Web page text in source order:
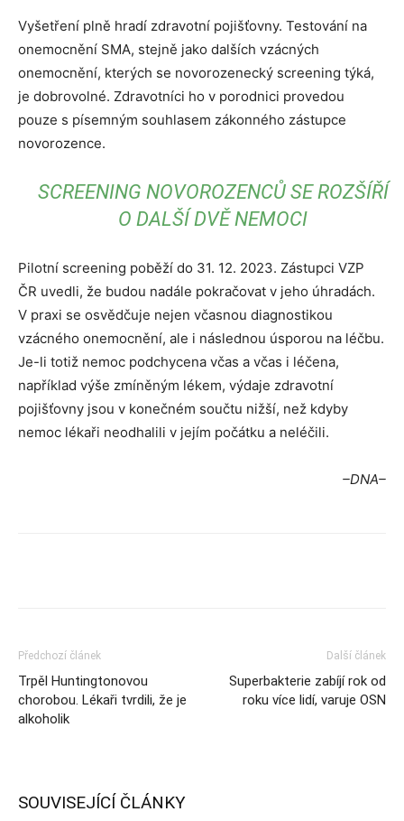
Vyšetření plně hradí zdravotní pojišťovny. Testování na
onemocnění SMA, stejně jako dalších vzácných
onemocnění, kterých se novorozenecký screening týká,
je dobrovolné. Zdravotníci ho v porodnici provedou
pouze s písemným souhlasem zákonného zástupce
novorozence.
SCREENING NOVOROZENCŮ SE ROZŠÍŘÍ
O DALŠÍ DVĚ NEMOCI
Pilotní screening poběží do 31. 12. 2023. Zástupci VZP
ČR uvedli, že budou nadále pokračovat v jeho úhradách.
V praxi se osvědčuje nejen včasnou diagnostikou
vzácného onemocnění, ale i následnou úsporou na léčbu.
Je-li totiž nemoc podchycena včas a včas i léčena,
například výše zmíněným lékem, výdaje zdravotní
pojišťovny jsou v konečném součtu nižší, než kdyby
nemoc lékaři neodhalili v jejím počátku a neléčili.
–DNA–
Předchozí článek
Trpěl Huntingtonovou
chorobou. Lékaři tvrdili, že je
alkoholik
Další článek
Superbakterie zabíjí rok od
roku více lidí, varuje OSN
SOUVISEJÍCÍ ČLÁNKY